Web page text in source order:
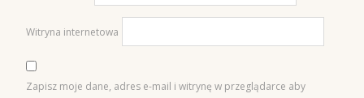
Witryna internetowa
Zapisz moje dane, adres e-mail i witrynę w przeglądarce aby